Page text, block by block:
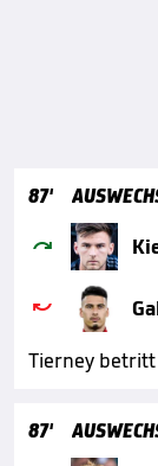
87'


Tierney
87'